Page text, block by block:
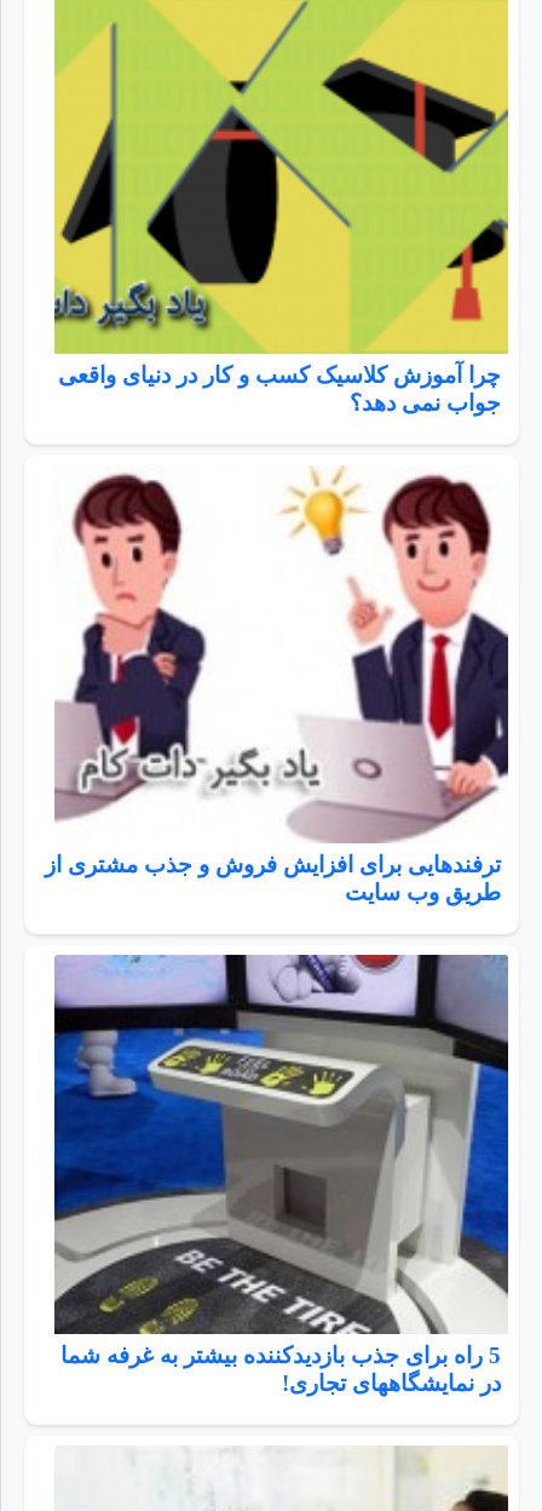
چرا آموزش کلاسیک کسب و کار در دنیای واقعی
جواب نمی دهد؟
ترفندهایی برای افزایش فروش و جذب مشتری از
طریق وب سایت
5 راه برای جذب بازدیدکننده بیشتر به غرفه شما
در نمایشگاههای تجاری!